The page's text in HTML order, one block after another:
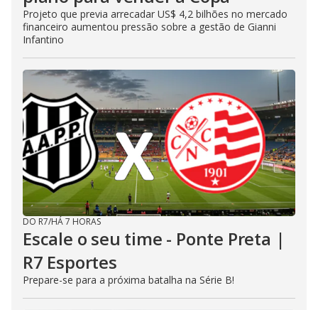
Projeto que previa arrecadar US$ 4,2 bilhões no mercado
financeiro aumentou pressão sobre a gestão de Gianni
Infantino
DO R7/HÁ 7 HORAS
Escale o seu time - Ponte Preta |
R7 Esportes
Prepare-se para a próxima batalha na Série B!